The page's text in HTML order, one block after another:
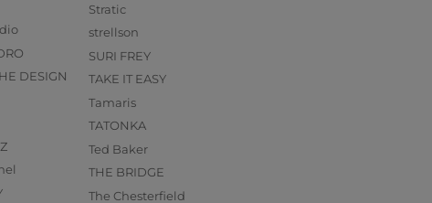
DESIGN
Stratic
strellson
SURI FREY
TAKE IT EASY
Tamaris
TATONKA
Ted Baker
THE BRIDGE
The Chesterfield